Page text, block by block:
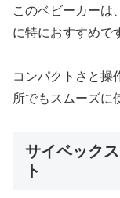
このベビーカーは
に特におすすめで
コンパクトさと操
所でもスムーズに
サイベック
ト